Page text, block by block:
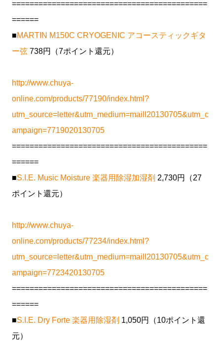
============================================
======
■MARTIN M150C CRYOGENIC アコースティックギタ
ー弦 738円（7ポイント還元）
http://www.chuya-
online.com/products/77190/index.html?
utm_source=letter&utm_medium=maill20130705&utm_c
ampaign=7719020130705
============================================
======
■S.I.E. Music Moisture 楽器用除湿加湿剤 2,730円（27
ポイント還元）
http://www.chuya-
online.com/products/77234/index.html?
utm_source=letter&utm_medium=maill20130705&utm_c
ampaign=7723420130705
============================================
======
■S.I.E. Dry Forte 楽器用除湿剤 1,050円（10ポイント還
元）